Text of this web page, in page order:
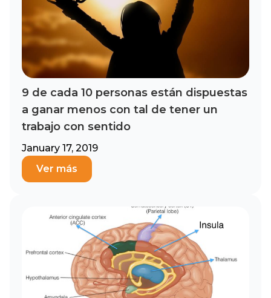
9 de cada 10 personas están dispuestas
a ganar menos con tal de tener un
trabajo con sentido
January 17, 2019
Ver más